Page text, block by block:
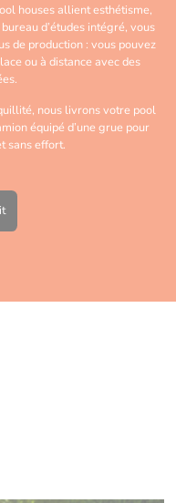
houses allient esthétisme,
d’études intégré, vous
de production : vous pouvez
ou à distance avec des
nous livrons votre pool
équipé d’une grue pour
sans effort.